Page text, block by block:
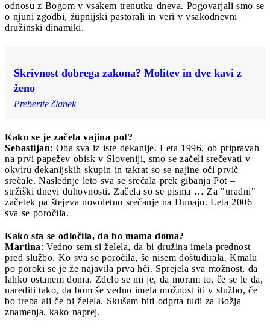
odnosu z Bogom v vsakem trenutku dneva. Pogovarjali smo se
o njuni zgodbi, župnijski pastorali in veri v vsakodnevni
družinski dinamiki.
Skrivnost dobrega zakona? Molitev in dve kavi z
ženo
Preberite članek
Kako se je začela vajina pot?
Sebastijan: Oba sva iz iste dekanije. Leta 1996, ob pripravah
na prvi papežev obisk v Sloveniji, smo se začeli srečevati v
okviru dekanijskih skupin in takrat so se najine oči prvič
srečale. Naslednje leto sva se srečala prek gibanja Pot –
stržiški dnevi duhovnosti. Začela so se pisma … Za "uradni"
začetek pa štejeva novoletno srečanje na Dunaju. Leta 2006
sva se poročila.
Kako sta se odločila, da bo mama doma?
Martina: Vedno sem si želela, da bi družina imela prednost
pred službo. Ko sva se poročila, še nisem doštudirala. Kmalu
po poroki se je že najavila prva hči. Sprejela sva možnost, da
lahko ostanem doma. Zdelo se mi je, da moram to, če se le da,
narediti tako, da bom še vedno imela možnost iti v službo, če
bo treba ali če bi želela. Skušam biti odprta tudi za Božja
znamenja, kako naprej.